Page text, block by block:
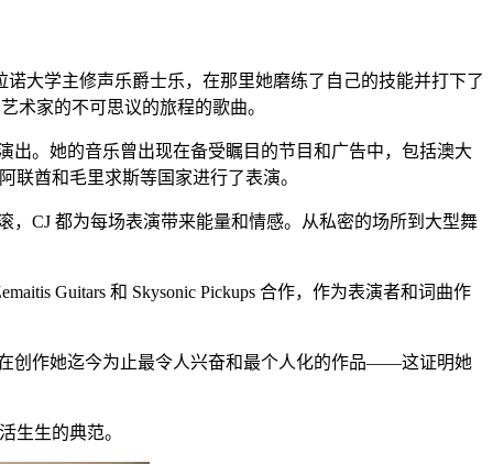
大学主修声乐爵士乐，在那里她磨练了自己的技能并打下了
术家的不可思议的旅程的歌曲。
出。她的音乐曾出现在备受瞩目的节目和广告中，包括澳大
联酋和毛里求斯等国家进行了表演。
CJ 都为每场表演带来能量和情感。从私密的场所到大型舞
Guitars 和 Skysonic Pickups 合作，作为表演者和词曲作
创作她迄今为止最令人兴奋和最个人化的作品——这证明她
生生的典范。